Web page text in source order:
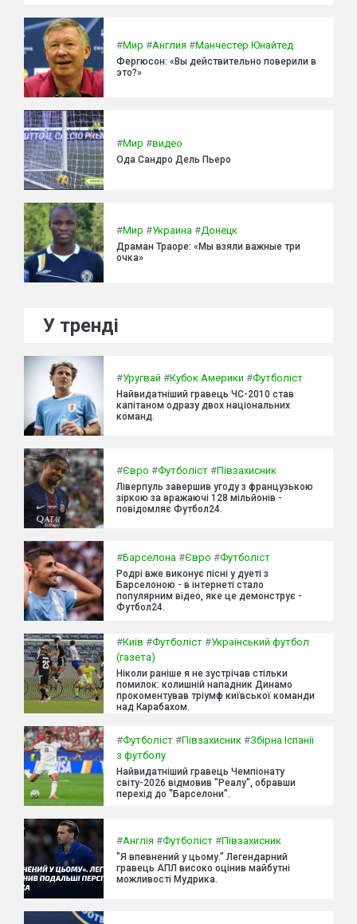
#Мир #Англия #Манчестер Юнайтед
Фергюсон: «Вы действительно поверили в
это?»
#Мир #видео
Ода Сандро Дель Пьеро
#Мир #Украина #Донецк
Драман Траоре: «Мы взяли важные три
очка»
У тренді
#Уругвай #Кубок Америки #Футболіст
Найвидатніший гравець ЧС-2010 став
капітаном одразу двох національних
команд.
#Євро #Футболіст #Півзахисник
Ліверпуль завершив угоду з французькою
зіркою за вражаючі 128 мільйонів -
повідомляє Футбол24.
#Барселона #Євро #Футболіст
Родрі вже виконує пісні у дуеті з
Барселоною - в інтернеті стало
популярним відео, яке це демонструє -
Футбол24.
#Київ #Футболіст #Український футбол
(газета)
Ніколи раніше я не зустрічав стільки
помилок: колишній нападник Динамо
прокоментував тріумф київської команди
над Карабахом.
#Футболіст #Півзахисник #Збірна Іспанії
з футболу
Найвидатніший гравець Чемпіонату
світу-2026 відмовив "Реалу", обравши
перехід до "Барселони".
#Англія #Футболіст #Півзахисник
"Я впевнений у цьому." Легендарний
гравець АПЛ високо оцінив майбутні
можливості Мудрика.